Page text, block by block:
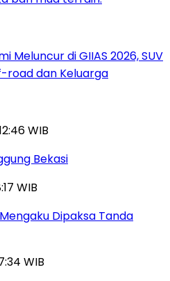
Meluncur di GIIAS 2026, SUV
road dan Keluarga
WIB
Bekasi
WIB
Dipaksa Tanda
WIB